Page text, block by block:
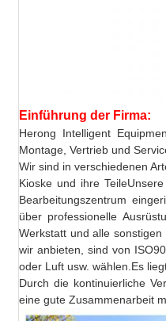
Einführung der Firma:
Herong Intelligent
Montage, Vertrieb und
Wir sind in verschiedenen
Kioske und ihre
Bearbeitungszentrum
über professionelle
Werkstatt und alle
wir anbieten, sind von
oder Luft usw. wählen.Es
Durch die kontinuierliche
eine gute Zusammenarbeit